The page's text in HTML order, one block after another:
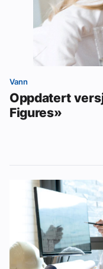
Vann
Oppdatert
Figures»